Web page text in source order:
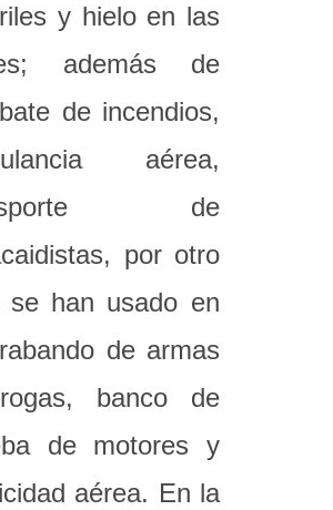
y hielo en las
además de
de incendios,
aérea,
de
por otro
se han usado en
de armas
banco de
de motores y
aérea. En la